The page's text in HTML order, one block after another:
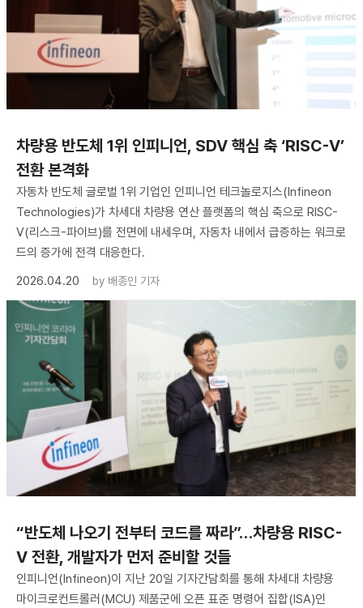
차량용 반도체 1위 인피니언, SDV 핵심 축 ‘RISC-V’
전환 본격화
자동차 반도체 글로벌 1위 기업인 인피니언 테크놀로지스(Infineon
Technologies)가 차세대 차량용 연산 플랫폼의 핵심 축으로 RISC-
V(리스크-파이브)를 전면에 내세우며, 자동차 내에서 급증하는 워크로
드의 증가에 전격 대응한다.
2026.04.20
by 배종인 기자
“반도체 나오기 전부터 코드를 짜라”…차량용 RISC-
V 전환, 개발자가 먼저 준비할 것들
인피니언(Infineon)이 지난 20일 기자간담회를 통해 차세대 차량용
마이크로컨트롤러(MCU) 제품군에 오픈 표준 명령어 집합(ISA)인